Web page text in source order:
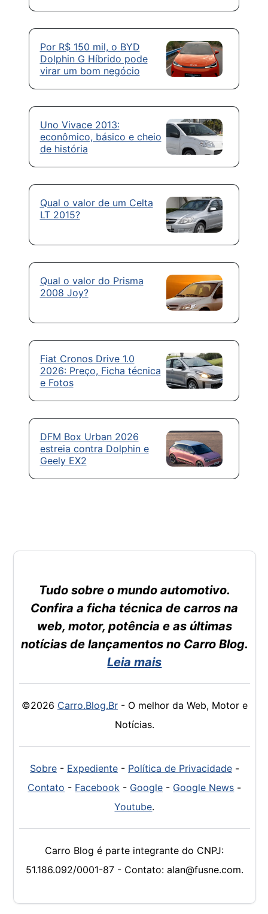
Por R$ 150 mil, o BYD
Dolphin G Híbrido pode
virar um bom negócio
Uno Vivace 2013:
econômico, básico e cheio
de história
Qual o valor de um Celta
LT 2015?
Qual o valor do Prisma
2008 Joy?
Fiat Cronos Drive 1.0
2026: Preço, Ficha técnica
e Fotos
DFM Box Urban 2026
estreia contra Dolphin e
Geely EX2
Tudo sobre o mundo automotivo.
Confira a ficha técnica de carros na
web, motor, potência e as últimas
notícias de lançamentos no Carro Blog.
Leia mais
©2026 Carro.Blog.Br- O melhor da Web, Motor e
Notícias.
Sobre- Expediente- Política de Privacidade-
Contato - Facebook - Google - Google News -
Youtube.
Carro Blog é parte integrante do CNPJ:
51.186.092/0001-87 - Contato: alan@fusne.com.